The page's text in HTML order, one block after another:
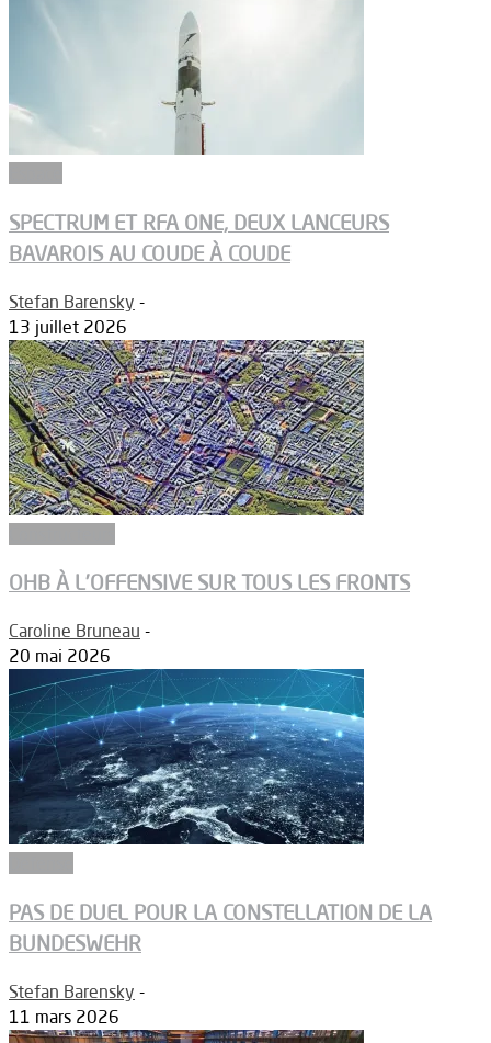
SPECTRUM ET RFA ONE, DEUX LANCEURS
BAVAROIS AU COUDE À COUDE
Stefan Barensky -
13 juillet 2026
OHB À L’OFFENSIVE SUR TOUS LES FRONTS
Caroline Bruneau -
20 mai 2026
PAS DE DUEL POUR LA CONSTELLATION DE LA
BUNDESWEHR
Stefan Barensky -
11 mars 2026